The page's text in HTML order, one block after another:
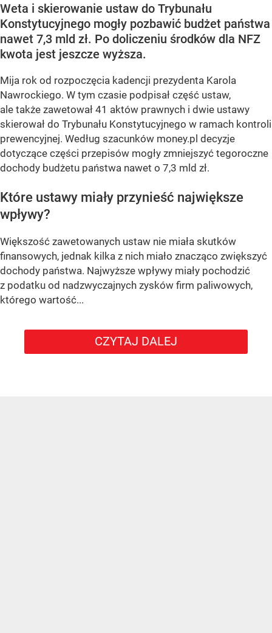
Weta i skierowanie ustaw do Trybunału
Konstytucyjnego mogły pozbawić budżet państwa
nawet 7,3 mld zł. Po doliczeniu środków dla NFZ
kwota jest jeszcze wyższa.
Mija rok od rozpoczęcia kadencji prezydenta Karola
Nawrockiego. W tym czasie podpisał część ustaw,
ale także zawetował 41 aktów prawnych i dwie ustawy
skierował do Trybunału Konstytucyjnego w ramach kontroli
prewencyjnej. Według szacunków money.pl decyzje
dotyczące części przepisów mogły zmniejszyć tegoroczne
dochody budżetu państwa nawet o 7,3 mld zł.
Które ustawy miały przynieść największe
wpływy?
Większość zawetowanych ustaw nie miała skutków
finansowych, jednak kilka z nich miało znacząco zwiększyć
dochody państwa. Najwyższe wpływy miały pochodzić
z podatku od nadzwyczajnych zysków firm paliwowych,
którego wartość...
CZYTAJ DALEJ